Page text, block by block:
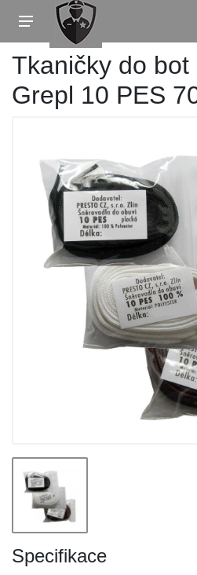
Tkaničky do bot
Grepl 10 PES
Specifikace